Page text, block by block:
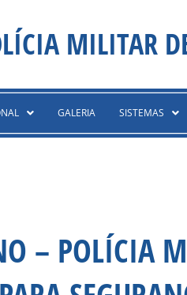
MILITAR
GALERIA SISTEMAS
– POLÍCIA